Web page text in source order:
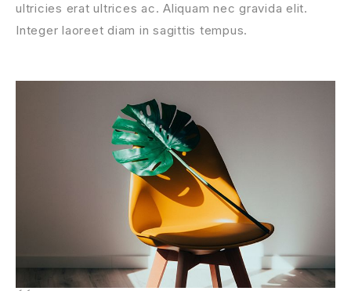
ultricies erat ultrices ac. Aliquam nec gravida elit.
Integer laoreet diam in sagittis tempus.